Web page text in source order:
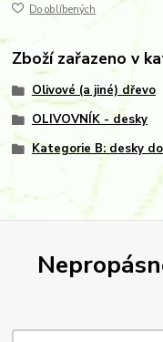
Do oblíbených
Zboží zařazeno v
Olivové (a jiné) dřevo
OLIVOVNÍK - desky
Kategorie B: desky